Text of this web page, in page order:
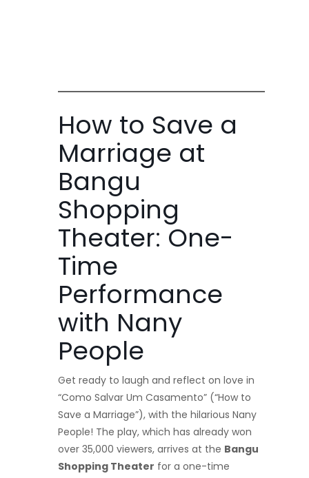
How to Save a
Marriage at
Bangu
Shopping
Theater: One-
Time
Performance
with Nany
People
Get ready to laugh and reflect on love in
“Como Salvar Um Casamento” (“How to
Save a Marriage”), with the hilarious Nany
People! The play, which has already won
over 35,000 viewers, arrives at the Bangu
Shopping Theater for a one-time